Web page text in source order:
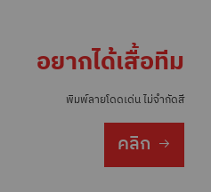
อยากได้เสื้อทีม
พิมพ์ลายโดดเด่น ไม่จำกัดสี
คลิก